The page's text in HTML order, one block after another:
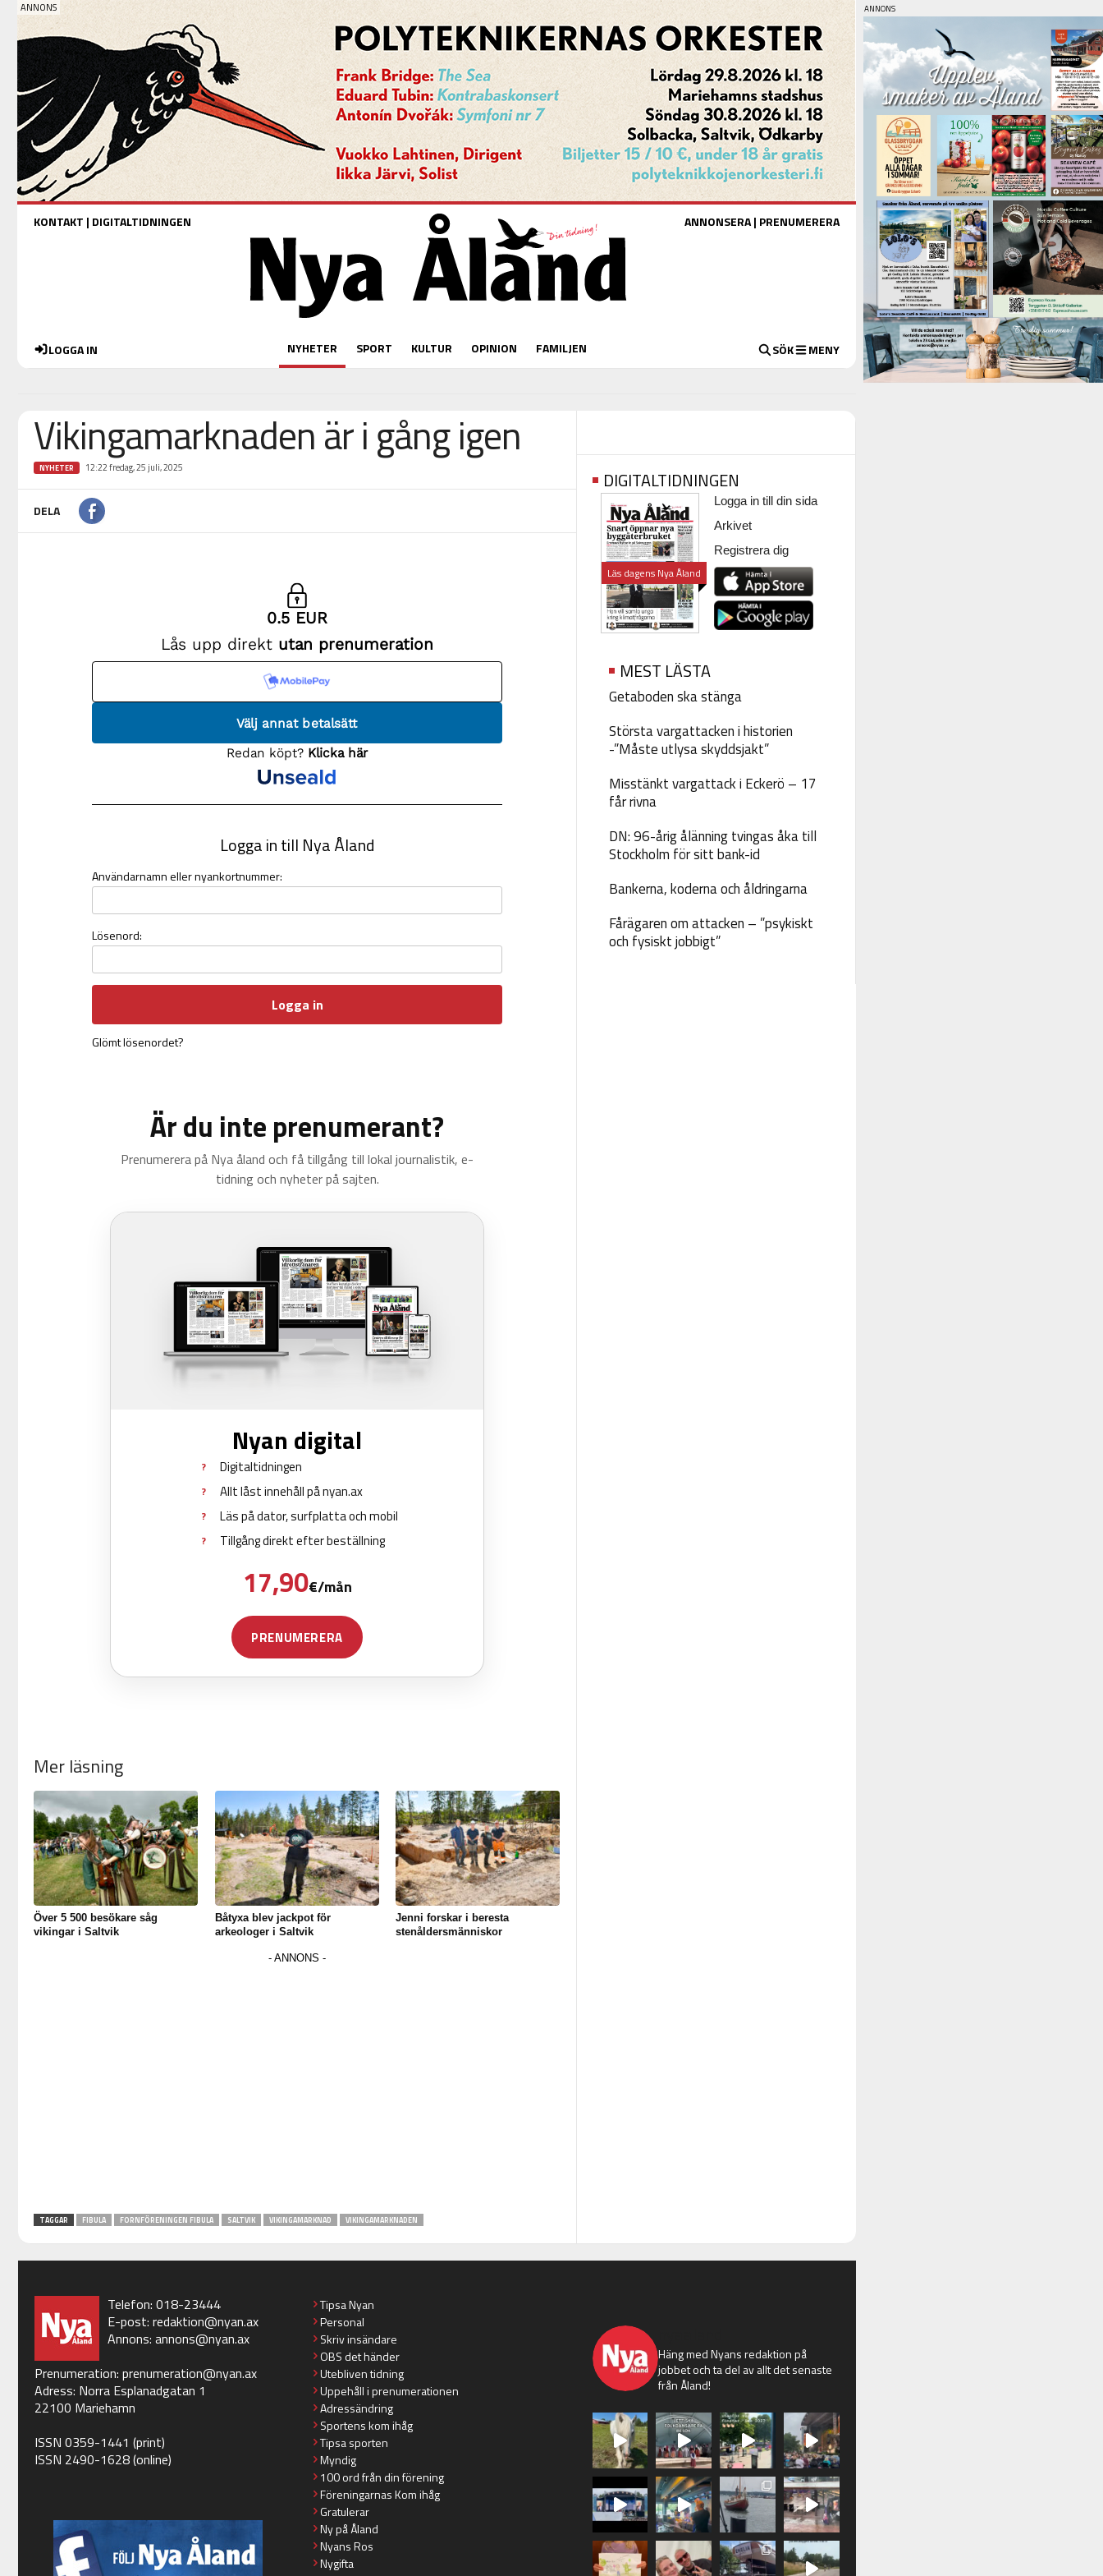
KONTAKT | DIGITALTIDNINGEN ANNONSERA| PRENUMERERA
LOGGA IN NYHETER SPORT KULTUR OPINION FAMILJEN SÖK MENY
Vikingamarknaden är i gång igen
NYHETER 12:22 fredag, 25 juli, 2025
DELA
Mer läsning
Över 5 500 besökare såg
vikingar i Saltvik
Båtyxa blev jackpot för
arkeologer i Saltvik
Jenni forskar i beresta
stenåldersmänniskor
TAGGAR FIBULA FORNFÖRENINGEN FIBULA SALTVIK VIKINGAMARKNAD VIKINGAMARKNADEN
DIGITALTIDNINGEN
Läs dagens Nya Åland
Logga in till din sida
Arkivet
Registrera dig
MEST LÄSTA
Getaboden ska stänga
Största vargattacken i historien
-”Måste utlysa skyddsjakt”
Misstänkt vargattack i Eckerö – 17
får rivna
DN: 96-årig ålänning tvingas åka till
Stockholm för sitt bank-id
Bankerna, koderna och åldringarna
Fårägaren om attacken – ”psykiskt
och fysiskt jobbigt”
Telefon: 018-23444
E-post: redaktion@nyan.ax
Annons: annons@nyan.ax
Prenumeration: prenumeration@nyan.ax
Adress: Norra Esplanadgatan 1
22100 Mariehamn
ISSN 0359-1441 (print)
ISSN 2490-1628 (online)
Tipsa Nyan
Personal
Skriv insändare
OBS det händer
Utebliven tidning
Uppehåll i prenumerationen
Adressändring
Sportens kom ihåg
Tipsa sporten
Myndig
100 ord från din förening
Föreningarnas Kom ihåg
Gratulerar
Ny på Åland
Nyans Ros
Nygifta
Häng med Nyans redaktion på
jobbet och ta del av allt det senaste
från Åland!